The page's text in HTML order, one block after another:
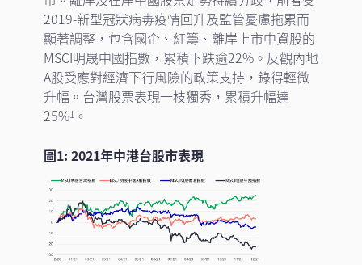
2019-新型冠狀病毒疫情回升及監管憂慮拖累而
顯著調整，包含國企、紅籌、離岸上市中資股的
MSCI明晟中國指數，累積下跌逾22%。反觀內地
A股受應對經濟下行風險的政策支持，錄得輕微
升幅。台灣股票表現一枝獨秀，累積升幅達
25%1。
圖1: 2021年中港台股市表現